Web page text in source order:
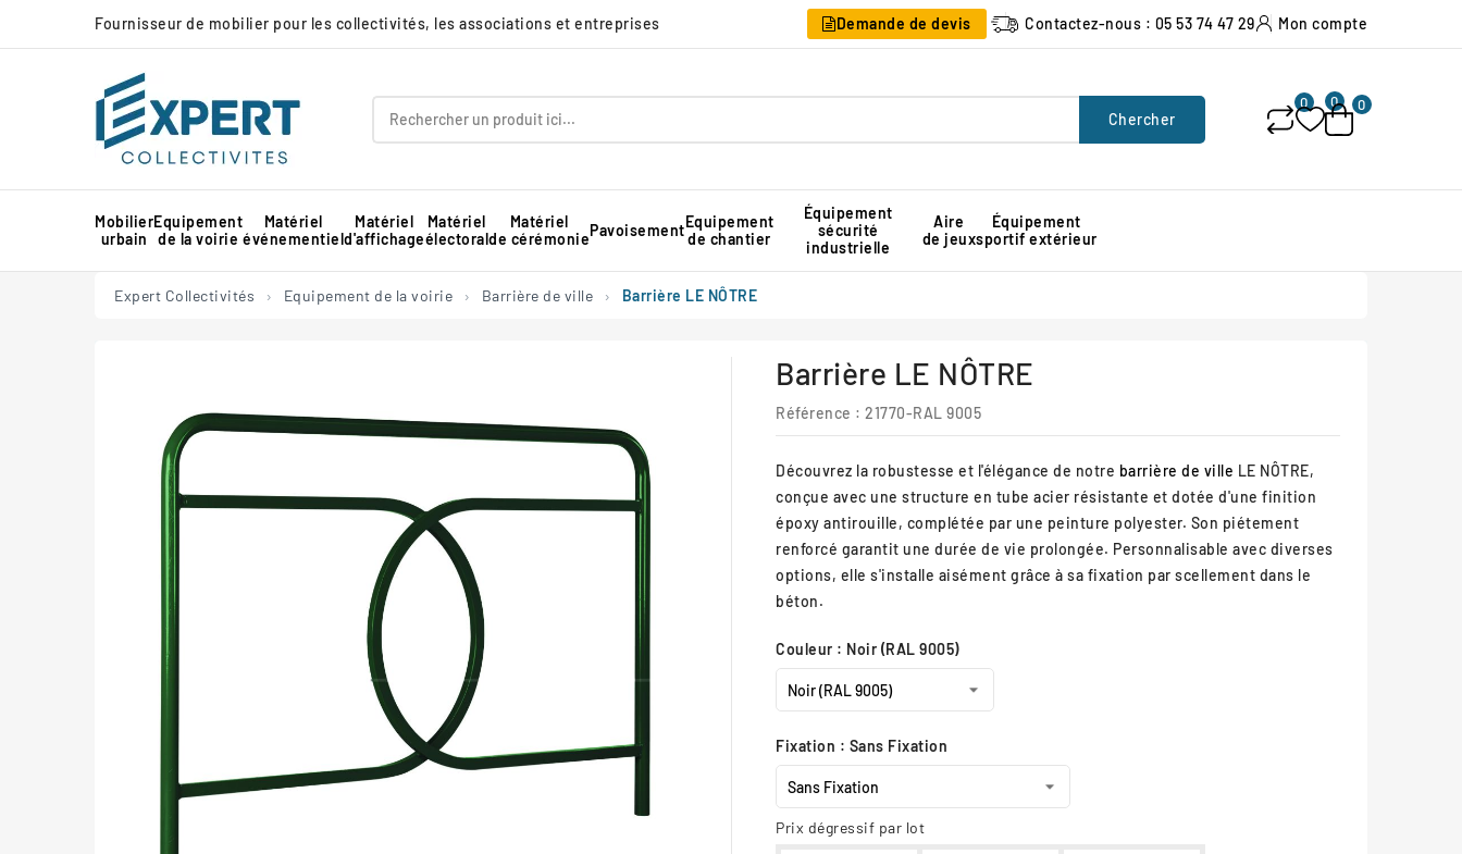
Fournisseur de mobilier pour les collectivités, les associations et entreprises Demande de devis Contactez-nous : 05 53 74 47 29 Mon compte
Chercher
0 0 0
Mobilier
urbain
Equipement
de la voirie
Matériel
événementiel
Matériel
d'affichage
Matériel
électoral
Matériel
de cérémoniePavoisementEquipement
de chantier
Équipement
sécurité
industrielle
Aire
de jeux
Équipement
sportif extérieur
Expert Collectivités Equipement de la voirie Barrière de ville Barrière LE NÔTRE
Barrière LE NÔTRE
Référence : 21770-RAL 9005
Découvrez la robustesse et l'élégance de notre barrière de ville LE NÔTRE,
conçue avec une structure en tube acier résistante et dotée d'une finition
époxy antirouille, complétée par une peinture polyester. Son piétement
renforcé garantit une durée de vie prolongée. Personnalisable avec diverses
options, elle s'installe aisément grâce à sa fixation par scellement dans le
béton.
Couleur : Noir (RAL 9005)
Fixation : Sans Fixation
Prix dégressif par lot